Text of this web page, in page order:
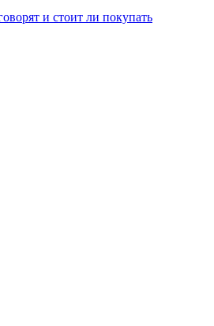
и стоит ли покупать